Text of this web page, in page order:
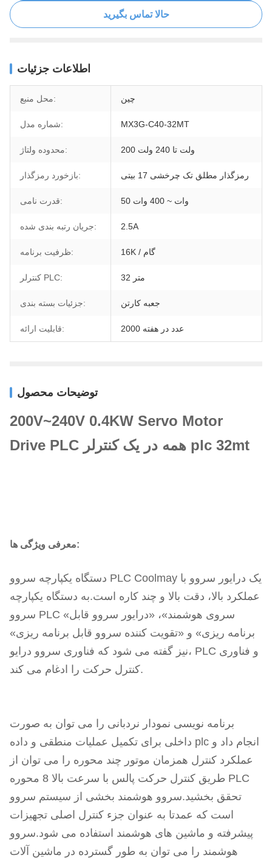
حالا تماس بگیرید
اطلاعات جزئیات
محل منبع: چین
شماره مدل: MX3G-C40-32MT
محدوده ولتاژ: 200 ولت تا 240 ولت
بازخورد رمزگذار: رمزگذار مطلق تک چرخشی 17 بیتی
قدرت نامی: 50 وات ~ 400 وات
جریان رتبه بندی شده: 2.5A
ظرفیت برنامه: 16K / گام
کنترلر PLC: 32 متر
جزئیات بسته بندی: جعبه کارتن
قابلیت ارائه: 2000 عدد در هفته
توضیحات محصول
200V~240V 0.4KW Servo Motor
Drive PLC همه در یک کنترلر plc 32mt
معرفی ویژگی ها:
دستگاه یکپارچه سروو PLC Coolmay یک درایور سروو با
عملکرد بالا، دقت بالا و چند کاره است.به دستگاه یکپارچه
سروو PLC «سروی هوشمند»، «درایور سروو قابل
برنامه ریزی» و «تقویت کننده سروو قابل برنامه ریزی»
نیز گفته می شود که فناوری سروو درایو، PLC و فناوری
کنترل حرکت را ادغام می کند.
برنامه نویسی نمودار نردبانی را می توان به صورت
داخلی برای تکمیل عملیات منطقی و داده plc انجام داد و
عملکرد کنترل همزمان موتور چند محوره را می توان از
طریق کنترل حرکت پالس با سرعت بالا 8 محوره PLC
تحقق بخشید.سروو هوشمند بخشی از سیستم سروو
است که عمدتا به عنوان جزء کنترل اصلی تجهیزات
پیشرفته و ماشین های هوشمند استفاده می شود.سروو
هوشمند را می توان به طور گسترده در ماشین آلات